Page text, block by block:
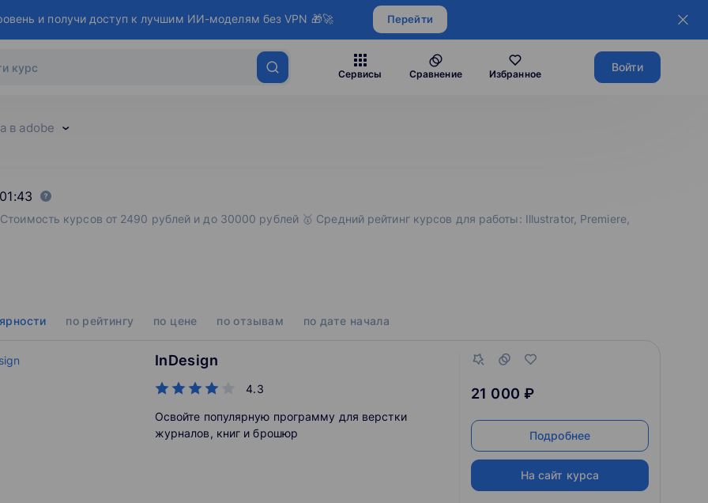
и получи доступ к лучшим ИИ-моделям без VPN 🎁🚀 Перейти
Сервисы Сравнение Избранное
Войти
в adobe
курсов от 2490 рублей и до 30000 рублей 🥇 Средний рейтинг курсов для работы: Illustrator, Premiere,
по рейтингу по цене по отзывам по дате начала
InDesign
4.3
Освойте популярную программу для верстки
журналов, книг и брошюр
21 000 ₽
Подробнее
На сайт курса